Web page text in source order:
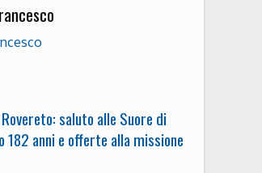
saluto alle Suore di
182 anni e offerte alla missione